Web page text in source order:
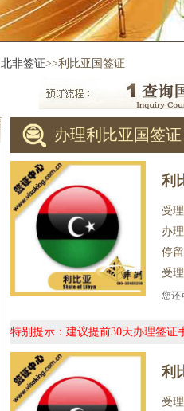
北非签证>>利比亚国签证
办理利比亚国签证
利
受
办
停
受
您
特别提示：建议提前30天办理签
利
受